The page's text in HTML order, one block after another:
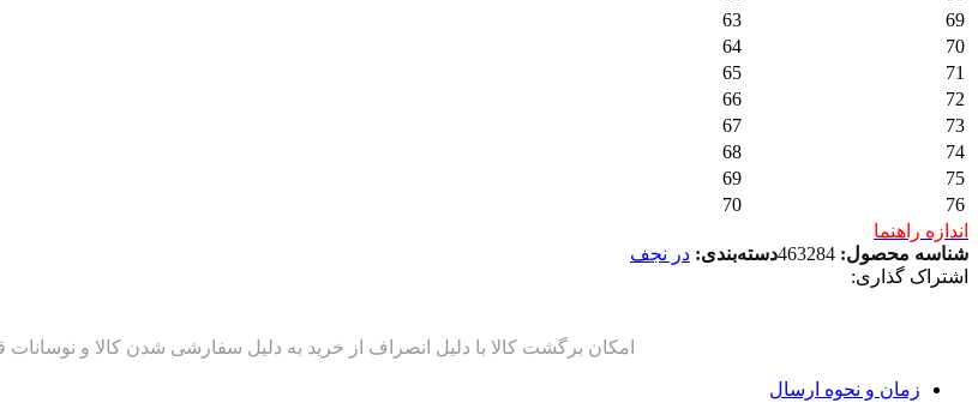
69
63
70
64
71
65
72
66
73
67
74
68
75
69
76
70
اندازه راهنما
شناسه محصول: 463284دسته‌بندی: در نجف
اشتراک گذاری:
زمان و نحوه ارسال